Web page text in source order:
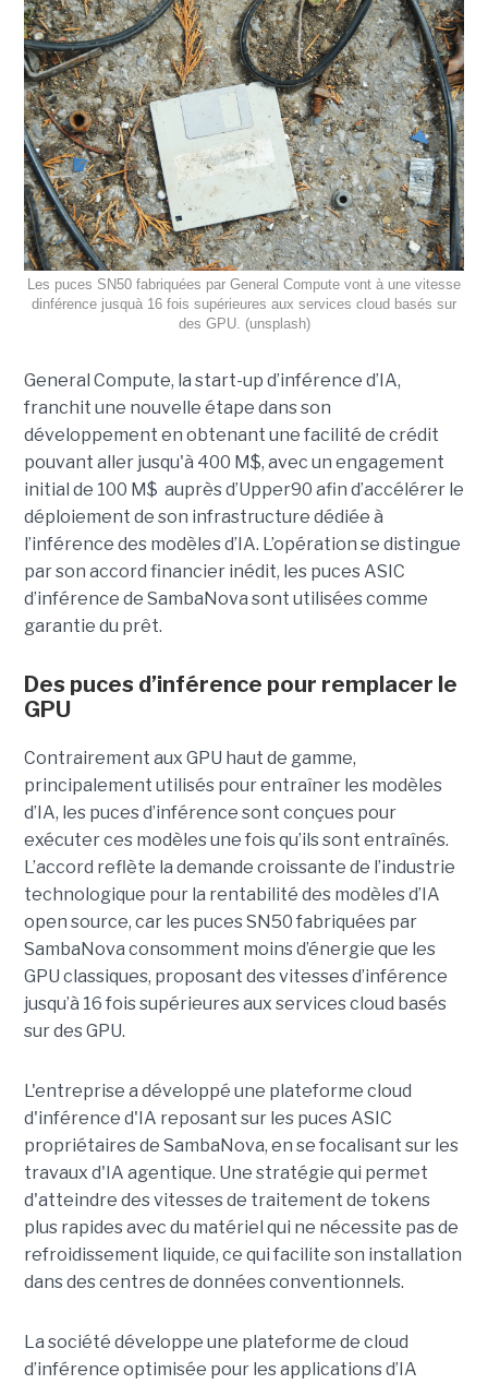
Les puces SN50 fabriquées par General Compute vont à une vitesse
dinférence jusquà 16 fois supérieures aux services cloud basés sur
des GPU. (unsplash)
General Compute, la start-up d’inférence d’IA,
franchit une nouvelle étape dans son
développement en obtenant une facilité de crédit
pouvant aller jusqu'à 400 M$, avec un engagement
initial de 100 M$ auprès d’Upper90 afin d’accélérer le
déploiement de son infrastructure dédiée à
l’inférence des modèles d’IA. L’opération se distingue
par son accord financier inédit, les puces ASIC
d’inférence de SambaNova sont utilisées comme
garantie du prêt.
Des puces d’inférence pour remplacer le
GPU
Contrairement aux GPU haut de gamme,
principalement utilisés pour entraîner les modèles
d’IA, les puces d’inférence sont conçues pour
exécuter ces modèles une fois qu’ils sont entraînés.
L’accord reflète la demande croissante de l’industrie
technologique pour la rentabilité des modèles d’IA
open source, car les puces SN50 fabriquées par
SambaNova consomment moins d’énergie que les
GPU classiques, proposant des vitesses d’inférence
jusqu’à 16 fois supérieures aux services cloud basés
sur des GPU.
L'entreprise a développé une plateforme cloud
d'inférence d'IA reposant sur les puces ASIC
propriétaires de SambaNova, en se focalisant sur les
travaux d'IA agentique. Une stratégie qui permet
d'atteindre des vitesses de traitement de tokens
plus rapides avec du matériel qui ne nécessite pas de
refroidissement liquide, ce qui facilite son installation
dans des centres de données conventionnels.
La société développe une plateforme de cloud
d’inférence optimisée pour les applications d’IA